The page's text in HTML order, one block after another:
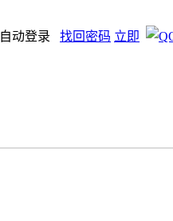
自动登录 找回密码 立即